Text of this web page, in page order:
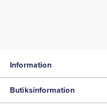
Information
Butiksinformation